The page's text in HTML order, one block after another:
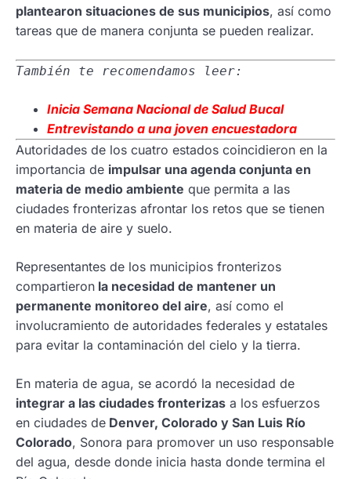
plantearon situaciones de sus municipios, así como
tareas que de manera conjunta se pueden realizar.
También te recomendamos leer:
Inicia Semana Nacional de Salud Bucal
Entrevistando a una joven encuestadora
Autoridades de los cuatro estados coincidieron en la
importancia de impulsar una agenda conjunta en
materia de medio ambiente que permita a las
ciudades fronterizas afrontar los retos que se tienen
en materia de aire y suelo.
Representantes de los municipios fronterizos
compartieron la necesidad de mantener un
permanente monitoreo del aire, así como el
involucramiento de autoridades federales y estatales
para evitar la contaminación del cielo y la tierra.
En materia de agua, se acordó la necesidad de
integrar a las ciudades fronterizas a los esfuerzos
en ciudades de Denver, Colorado y San Luis Río
Colorado, Sonora para promover un uso responsable
del agua, desde donde inicia hasta donde termina el